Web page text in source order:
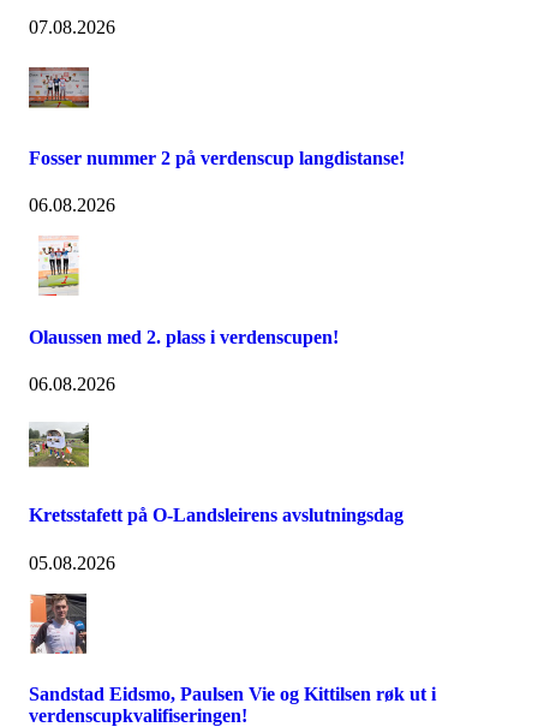
07.08.2026
Fosser nummer 2 på verdenscup langdistanse!
06.08.2026
Olaussen med 2. plass i verdenscupen!
06.08.2026
Kretsstafett på O-Landsleirens avslutningsdag
05.08.2026
Sandstad Eidsmo, Paulsen Vie og Kittilsen røk ut i
verdenscupkvalifiseringen!